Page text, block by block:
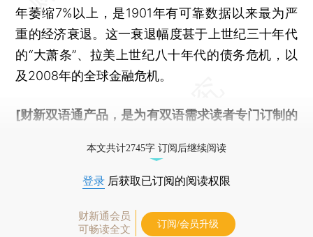
年萎缩7%以上，是1901年有可靠数据以来最为严
重的经济衰退。这一衰退幅度甚于上世纪三十年代
的“大萧条”、拉美上世纪八十年代的债务危机，以
及2008年的全球金融危机。
[财新双语通产品，是为有双语需求读者专门订制的
本文共计2745字 订阅后继续阅读
登录 后获取已订阅的阅读权限
财新通会员
可畅读全文
订阅/会员升级